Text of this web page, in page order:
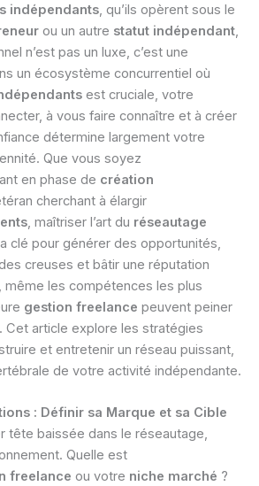
indépendants, qu’ils opèrent sous le
ou un autre statut indépendant,
n’est pas un luxe, c’est une
un écosystème concurrentiel où
est cruciale, votre
à vous faire connaître et à créer
détermine largement votre
Que vous soyez
en phase de création
cherchant à élargir
, maîtriser l’art du réseautage
clé pour générer des opportunités,
creuses et bâtir une réputation
même les compétences les plus
gestion freelance peuvent peiner
Cet article explore les stratégies
et entretenir un réseau puissant,
de votre activité indépendante.
: Définir sa Marque et sa Cible
tête baissée dans le réseautage,
Quelle est
freelance ou votre niche marché ?